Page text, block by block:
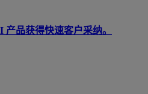
产品获得快速客户采纳。